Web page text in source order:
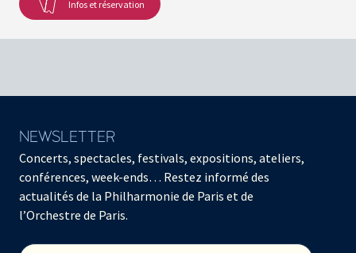
Infos et réservation
NEWSLETTER
Concerts, spectacles, festivals, expositions, ateliers,
conférences, week-ends… Restez informé des
actualités de la Philharmonie de Paris et de
l’Orchestre de Paris.